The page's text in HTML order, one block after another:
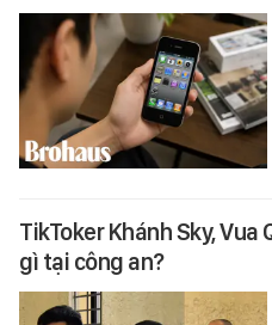
TikToker Khánh Sky, Vua
gì tại công an?